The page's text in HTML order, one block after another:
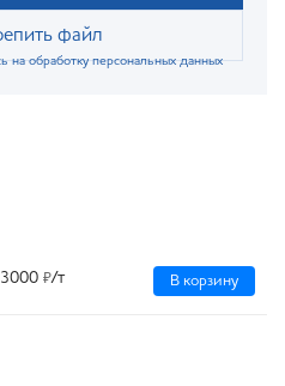
файл
на обработку персональных данных
₽/т В корзину